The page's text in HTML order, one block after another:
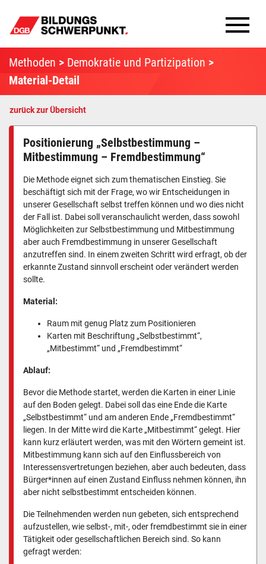
Bildungsschwerpunkte
Infomaterial
Methoden
Aktuelles
Methoden
Demokratie und Partizipation
Material-Detail
zurück zur Übersicht
Positionierung „Selbstbestimmung –
Mitbestimmung – Fremdbestimmung“
Die Methode eignet sich zum thematischen Einstieg. Sie
beschäftigt sich mit der Frage, wo wir Entscheidungen in
unserer Gesellschaft selbst treffen können und wo dies nicht
der Fall ist. Dabei soll veranschaulicht werden, dass sowohl
Möglichkeiten zur Selbstbestimmung und Mitbestimmung
aber auch Fremdbestimmung in unserer Gesellschaft
anzutreffen sind. In einem zweiten Schritt wird erfragt, ob der
erkannte Zustand sinnvoll erscheint oder verändert werden
sollte.
Material:
Raum mit genug Platz zum Positionieren
Karten mit Beschriftung „Selbstbestimmt“,
„Mitbestimmt“ und „Fremdbestimmt“
Ablauf:
Bevor die Methode startet, werden die Karten in einer Linie
auf den Boden gelegt. Dabei soll das eine Ende die Karte
„Selbstbestimmt“ und am anderen Ende „Fremdbestimmt“
liegen. In der Mitte wird die Karte „Mitbestimmt“ gelegt. Hier
kann kurz erläutert werden, was mit den Wörtern gemeint ist.
Mitbestimmung kann sich auf den Einflussbereich von
Interessensvertretungen beziehen, aber auch bedeuten, dass
Bürger*innen auf einen Zustand Einfluss nehmen können, ihn
aber nicht selbstbestimmt entscheiden können.
Die Teilnehmenden werden nun gebeten, sich entsprechend
aufzustellen, wie selbst-, mit-, oder fremdbestimmt sie in einer
Tätigkeit oder gesellschaftlichen Bereich sind. So kann
gefragt werden: